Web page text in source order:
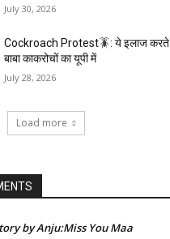
July 30, 2026
Cockroach Protest🪳: ये इलाज करते
बाबा काकरोचों का यूपी में
July 28, 2026
Load more
by Anju:Miss You Maa